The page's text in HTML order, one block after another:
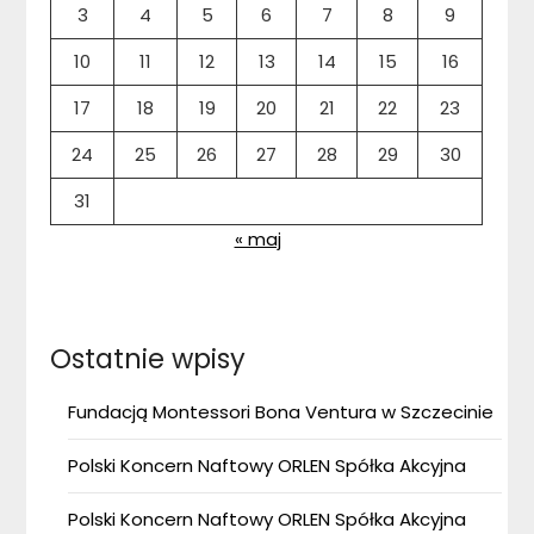
3
4 5 6 7 8
9
10
11 12 13 14 15
16
17
18 19 20 21 22
23
24
25 26 27 28 29
30
31
« maj
Ostatnie wpisy
Fundacją Montessori Bona Ventura w Szczecinie
Polski Koncern Naftowy ORLEN Spółka Akcyjna
Polski Koncern Naftowy ORLEN Spółka Akcyjna